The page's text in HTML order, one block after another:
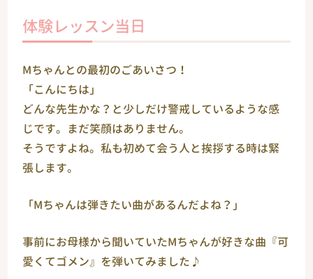
体験レッスン当日
Мちゃんとの最初のごあいさつ！
「こんにちは」
どんな先生かな？と少しだけ警戒しているような感
じです。まだ笑顔はありません。
そうですよね。私も初めて会う人と挨拶する時は緊
張します。
「Мちゃんは弾きたい曲があるんだよね？」
事前にお母様から聞いていたМちゃんが好きな曲『可
愛くてゴメン』を弾いてみました♪